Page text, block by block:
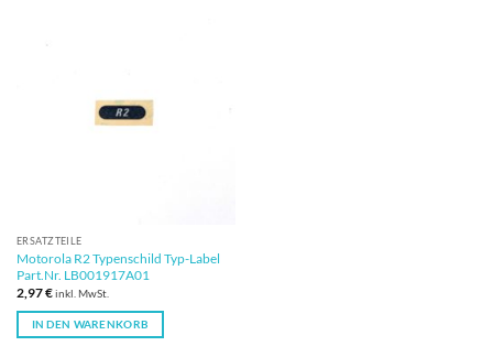
ERSATZTEILE
Motorola R2 Typenschild Typ-Label
Part.Nr. LB001917A01
2,97€inkl. MwSt.
IN DEN WARENKORB